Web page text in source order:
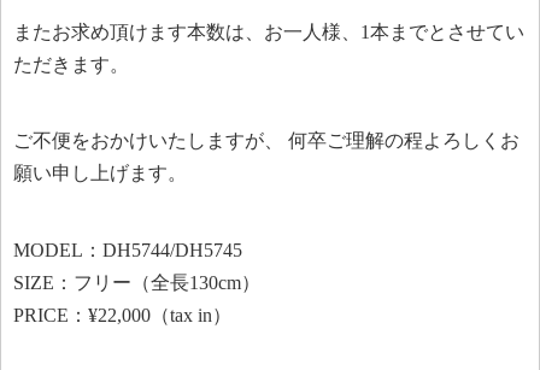
またお求め頂けます本数は、お一人様、1本までとさせてい
ただきます。
ご不便をおかけいたしますが、 何卒ご理解の程よろしくお
願い申し上げます。
MODEL：DH5744/DH5745
SIZE：フリー（全長130cm）
PRICE：¥22,000（tax in）